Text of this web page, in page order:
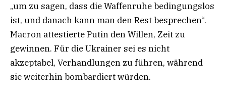
„um zu sagen, dass die Waffenruhe bedingungslos
ist, und danach kann man den Rest besprechen“.
Macron attestierte Putin den Willen, Zeit zu
gewinnen. Für die Ukrainer sei es nicht
akzeptabel, Verhandlungen zu führen, während
sie weiterhin bombardiert würden.